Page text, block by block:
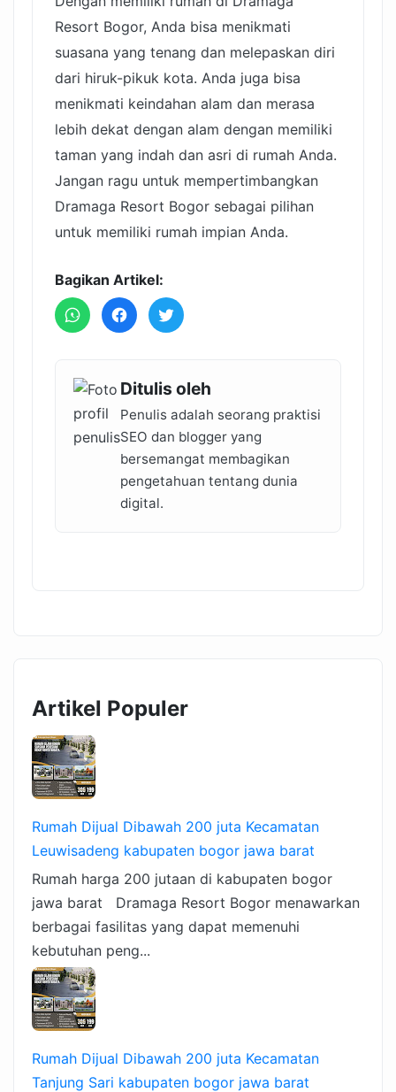
Resort Bogor, Anda bisa menikmati
suasana yang tenang dan melepaskan diri
dari hiruk-pikuk kota. Anda juga bisa
menikmati keindahan alam dan merasa
lebih dekat dengan alam dengan memiliki
taman yang indah dan asri di rumah Anda.
Jangan ragu untuk mempertimbangkan
Dramaga Resort Bogor sebagai pilihan
untuk memiliki rumah impian Anda.
Bagikan Artikel:
Ditulis oleh
Penulis adalah seorang praktisi
SEO dan blogger yang
bersemangat membagikan
pengetahuan tentang dunia
digital.
Artikel Populer
Rumah Dijual Dibawah 200 juta Kecamatan
Leuwisadeng kabupaten bogor jawa barat
Rumah harga 200 jutaan di kabupaten bogor
jawa barat Dramaga Resort Bogor menawarkan
berbagai fasilitas yang dapat memenuhi
kebutuhan peng...
Rumah Dijual Dibawah 200 juta Kecamatan
Tanjung Sari kabupaten bogor jawa barat